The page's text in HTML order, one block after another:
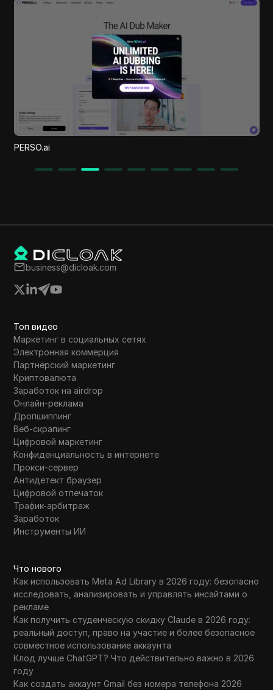
PERSO.ai
business@dicloak.com
Топ видео
Маркетинг в социальных сетях
Электронная коммерция
Партнёрский маркетинг
Криптовалюта
Заработок на airdrop
Онлайн-реклама
Дропшиппинг
Веб-скрапинг
Цифровой маркетинг
Конфиденциальность в интернете
Прокси-сервер
Антидетект браузер
Цифровой отпечаток
Трафик-арбитраж
Заработок
Инструменты ИИ
Что нового
Как использовать Meta Ad Library в 2026 году: безопасно
исследовать, анализировать и управлять инсайтами о
рекламе
Как получить студенческую скидку Claude в 2026 году:
реальный доступ, право на участие и более безопасное
совместное использование аккаунта
Клод лучше ChatGPT? Что действительно важно в 2026
году
Как создать аккаунт Gmail без номера телефона 2026